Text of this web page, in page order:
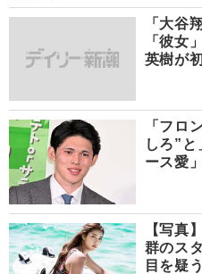
「大谷
「彼女
英樹が
「フロ
しろ”
ース愛
【写真
群のス
目を疑